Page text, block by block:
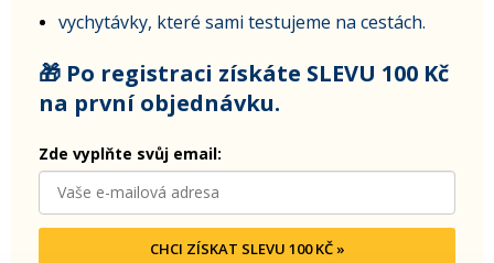
vychytávky, které sami testujeme na cestách.
🎁 Po registraci získáte SLEVU 100 Kč
na první objednávku.
Zde vyplňte svůj email:
CHCI ZÍSKAT SLEVU 100 KČ »